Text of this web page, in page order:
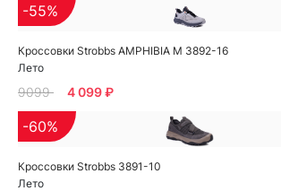
Кроссовки Strobbs AMPHIBIA M 3892-16
Лето
-55%
9099 4 099 ₽
Кроссовки Strobbs 3891-10
Лето
-60%